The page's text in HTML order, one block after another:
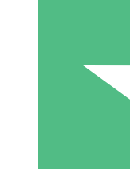
Pacotes
Pague conforme